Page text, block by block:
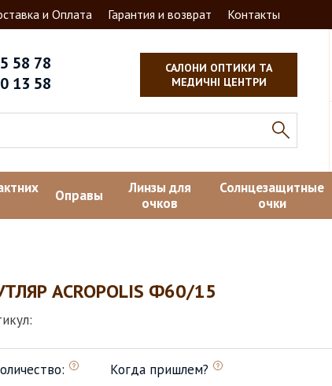
и Оплата Гарантия и возврат Контакты
58 78
13 58
САЛОНИ ОПТИКИ ТА
МЕДИЧНІ ЦЕНТРИ
Оправы
Линзы для
очков
Солнцезащитные
очки
ACROPOLIS Ф60/15
Когда пришлем?